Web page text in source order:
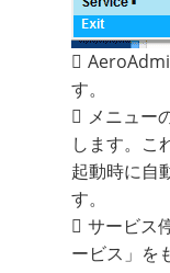
す。
メニュー
します。
起動時に自
す。
サービス
ービス」を